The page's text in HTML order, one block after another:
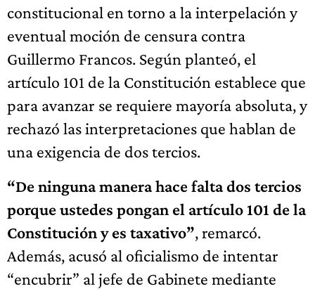
constitucional en torno a la interpelación y
eventual moción de censura contra
Guillermo Francos. Según planteó, el
artículo 101 de la Constitución establece que
para avanzar se requiere mayoría absoluta, y
rechazó las interpretaciones que hablan de
una exigencia de dos tercios.
“De ninguna manera hace falta dos tercios
porque ustedes pongan el artículo 101 de la
Constitución y es taxativo”, remarcó.
Además, acusó al oficialismo de intentar
“encubrir” al jefe de Gabinete mediante